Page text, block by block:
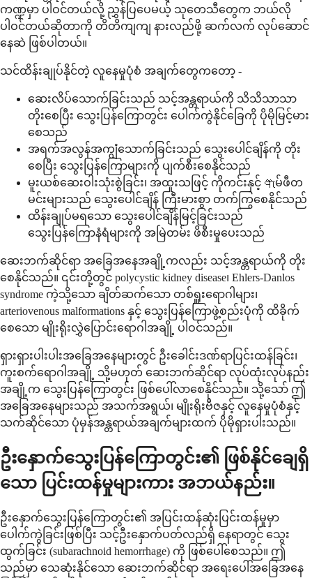
ကဏ္ဍမှာ ပါဝင်တယ်လို့ ညွှန်ပြပေမယ့် သုတေသီတွေက ဘယ်လို
ပါဝင်တယ်ဆိုတာကို တိတိကျကျ နားလည်ဖို့ ဆက်လက် လုပ်ဆောင်
နေဆဲ ဖြစ်ပါတယ်။
သင်ထိန်းချုပ်နိုင်တဲ့ လူနေမှုပုံစံ အချက်တွေကတော့ -
ဆေးလိပ်သောက်ခြင်းသည် သင့်အန္တရာယ်ကို သိသိသာသာ
တိုးစေပြီး သွေးပြန်ကြောတွင်း ပေါက်ကွဲနိုင်ခြေကို ပိုမိုမြင့်မား
စေသည်
အရက်အလွန်အကျွံသောက်ခြင်းသည် သွေးပေါင်ချိန်ကို တိုး
စေပြီး သွေးပြန်ကြောများကို ပျက်စီးစေနိုင်သည်
မူးယစ်ဆေးဝါးသုံးစွဲခြင်း၊ အထူးသဖြင့် ကိုကင်းနှင့် ඇမ်ဖီတ
မင်းများသည် သွေးပေါင်ချိန် ကြီးမားစွာ တက်ကြွစေနိုင်သည်
ထိန်းချုပ်မရသော သွေးပေါင်ချိန်မြင့်ခြင်းသည်
သွေးပြန်ကြောနံရံများကို အမြဲတမ်း ဖိစီးမှုပေးသည်
ဆေးဘက်ဆိုင်ရာ အခြေအနေအချို့ကလည်း သင့်အန္တရာယ်ကို တိုး
စေနိုင်သည်။ ၎င်းတို့တွင် polycystic kidney disease၊ Ehlers-Danlos
syndrome ကဲ့သို့သော ချိတ်ဆက်သော တစ်ရှူးရောဂါများ၊
arteriovenous malformations နှင့် သွေးပြန်ကြောဖွဲ့စည်းပုံကို ထိခိုက်
စေသော မျိုးရိုးလွှဲပြောင်းရောဂါအချို့ ပါဝင်သည်။
ရှားရှားပါးပါးအခြေအနေများတွင် ဦးခေါင်းဒဏ်ရာပြင်းထန်ခြင်း၊
ကူးစက်ရောဂါအချို့ သို့မဟုတ် ဆေးဘက်ဆိုင်ရာ လုပ်ထုံးလုပ်နည်း
အချို့က သွေးပြန်ကြောတွင်း ဖြစ်ပေါ်လာစေနိုင်သည်။ သို့သော် ဤ
အခြေအနေများသည် အသက်အရွယ်၊ မျိုးရိုးဗီဇနှင့် လူနေမှုပုံစံနှင့်
သက်ဆိုင်သော ပုံမှန်အန္တရာယ်အချက်များထက် ပိုမိုရှားပါးသည်။
ဦးနှောက်သွေးပြန်ကြောတွင်း၏ ဖြစ်နိုင်ချေရှိ
သော ပြင်းထန်မှုများကား အဘယ်နည်း။
ဦးနှောက်သွေးပြန်ကြောတွင်း၏ အပြင်းထန်ဆုံးပြင်းထန်မှုမှာ
ပေါက်ကွဲခြင်းဖြစ်ပြီး သင့်ဦးနှောက်ပတ်လည်ရှိ နေရာတွင် သွေး
ထွက်ခြင်း (subarachnoid hemorrhage) ကို ဖြစ်ပေါ်စေသည်။ ဤ
သည်မှာ သေဆုံးနိုင်သော ဆေးဘက်ဆိုင်ရာ အရေးပေါ်အခြေအနေ